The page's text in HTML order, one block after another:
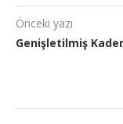
Önceki yazı
Genişletilmiş